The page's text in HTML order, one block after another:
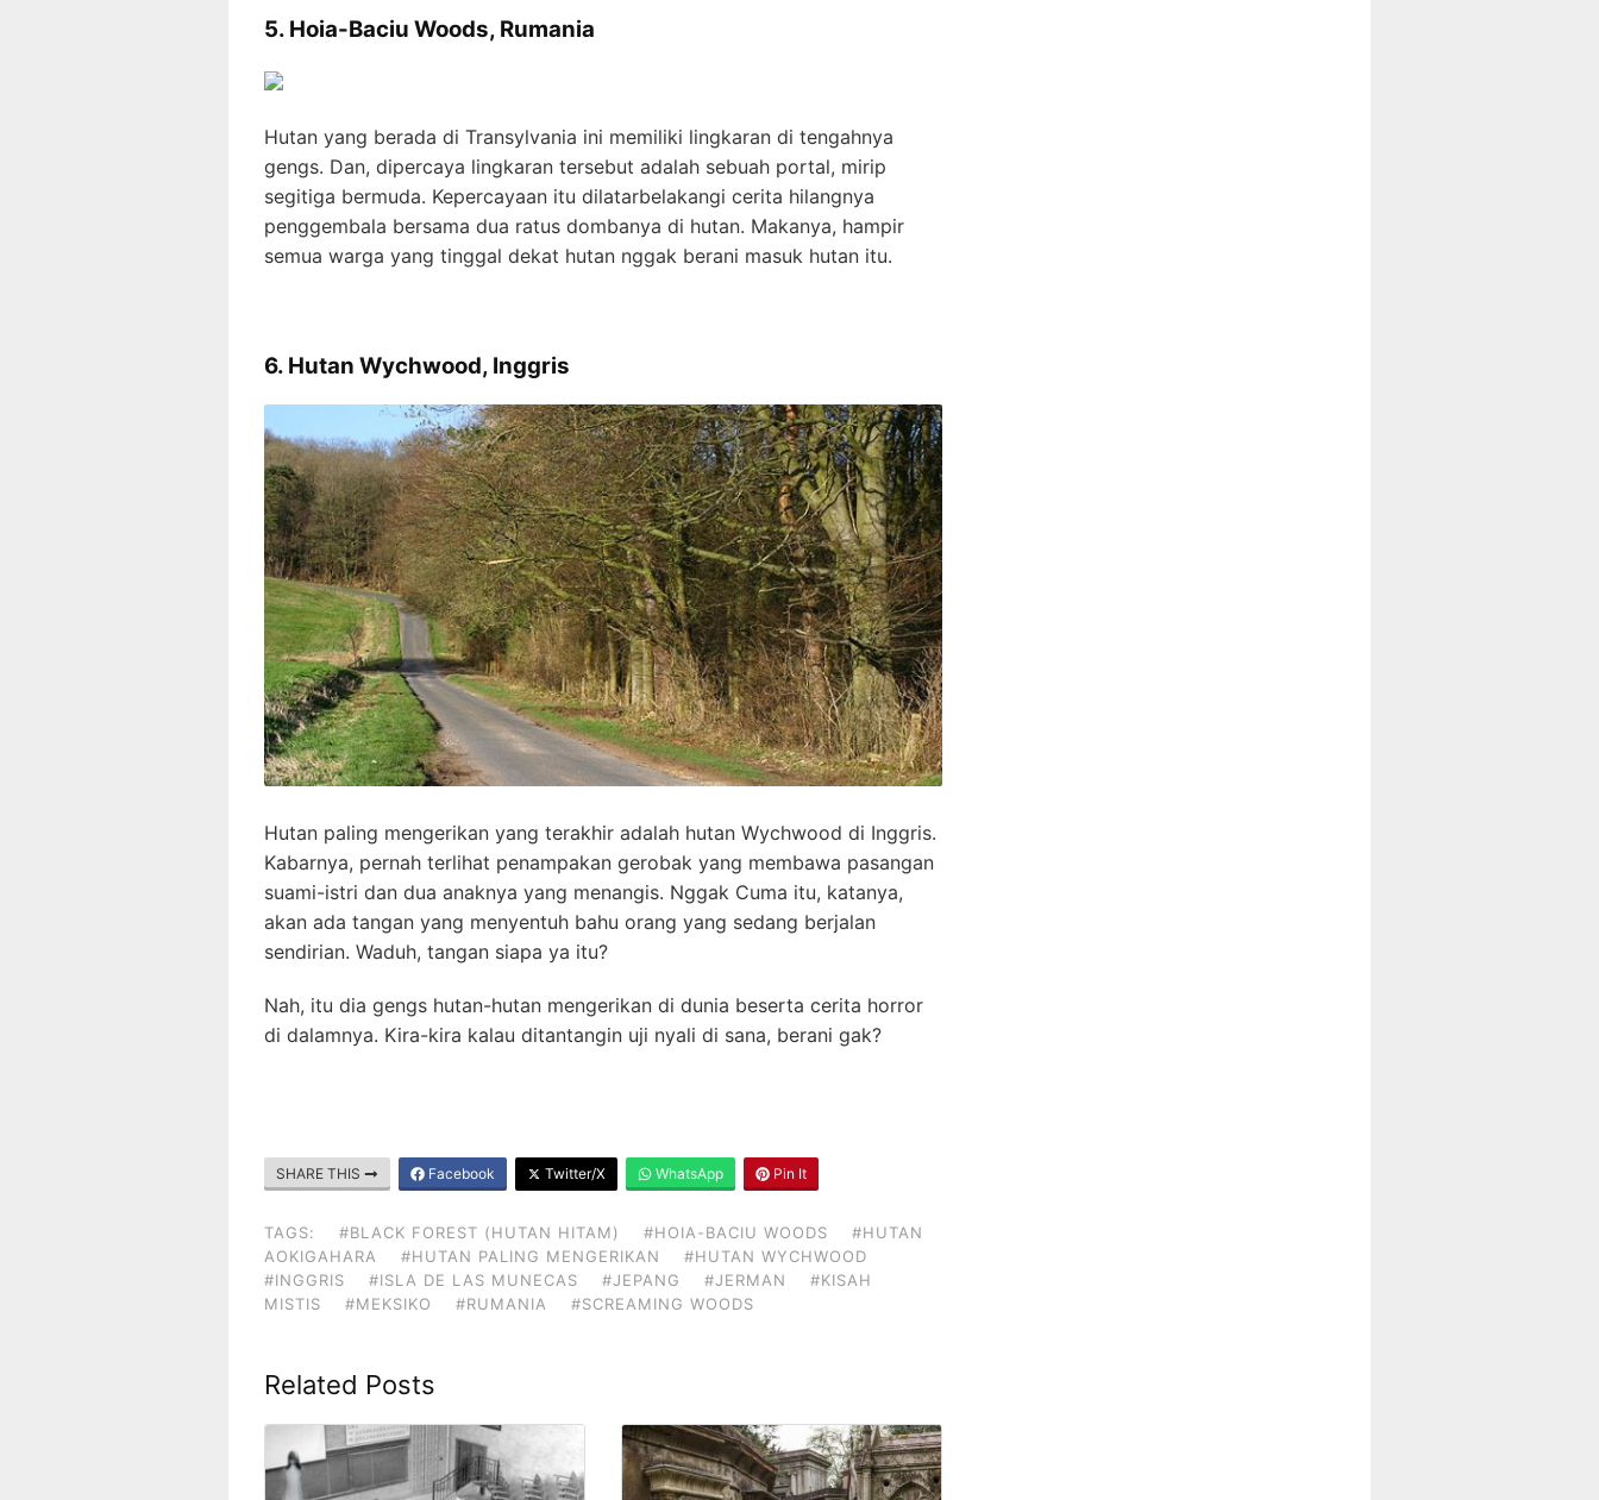
5. Hoia-Baciu Woods, Rumania
Hutan yang berada di Transylvania ini memiliki lingkaran di tengahnya
gengs. Dan, dipercaya lingkaran tersebut adalah sebuah portal, mirip
segitiga bermuda. Kepercayaan itu dilatarbelakangi cerita hilangnya
penggembala bersama dua ratus dombanya di hutan. Makanya, hampir
semua warga yang tinggal dekat hutan nggak berani masuk hutan itu.
6. Hutan Wychwood, Inggris
Hutan paling mengerikan yang terakhir adalah hutan Wychwood di Inggris.
Kabarnya, pernah terlihat penampakan gerobak yang membawa pasangan
suami-istri dan dua anaknya yang menangis. Nggak Cuma itu, katanya,
akan ada tangan yang menyentuh bahu orang yang sedang berjalan
sendirian. Waduh, tangan siapa ya itu?
Nah, itu dia gengs hutan-hutan mengerikan di dunia beserta cerita horror
di dalamnya. Kira-kira kalau ditantangin uji nyali di sana, berani gak?
SHARE THIS Facebook Twitter/X WhatsApp Pin It
TAGS: #BLACK FOREST (HUTAN HITAM) #HOIA-BACIU WOODS
#HUTAN
AOKIGAHARA
#HUTAN PALING MENGERIKAN
#HUTAN WYCHWOOD
#INGGRIS
#ISLA DE LAS MUNECAS #JEPANG #JERMAN
#KISAH
MISTIS
#MEKSIKO #RUMANIA #SCREAMING WOODS
Related Posts